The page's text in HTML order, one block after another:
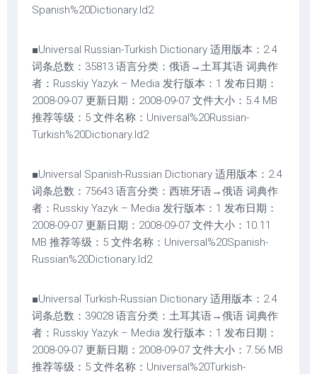
Spanish%20Dictionary.ld2
■Universal Russian-Turkish Dictionary 适用版本：2.4
词条总数：35813 语言分类：俄语→土耳其语 词典作
者：Russkiy Yazyk – Media 发行版本：1 发布日期：
2008-09-07 更新日期：2008-09-07 文件大小：5.4 MB
推荐等级：5 文件名称：Universal%20Russian-
Turkish%20Dictionary.ld2
■Universal Spanish-Russian Dictionary 适用版本：2.4
词条总数：75643 语言分类：西班牙语→俄语 词典作
者：Russkiy Yazyk – Media 发行版本：1 发布日期：
2008-09-07 更新日期：2008-09-07 文件大小：10.11
MB 推荐等级：5 文件名称：Universal%20Spanish-
Russian%20Dictionary.ld2
■Universal Turkish-Russian Dictionary 适用版本：2.4
词条总数：39028 语言分类：土耳其语→俄语 词典作
者：Russkiy Yazyk – Media 发行版本：1 发布日期：
2008-09-07 更新日期：2008-09-07 文件大小：7.56 MB
推荐等级：5 文件名称：Universal%20Turkish-